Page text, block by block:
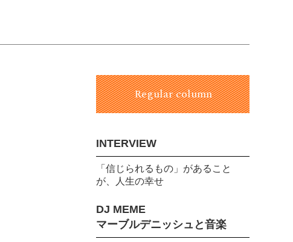
Regular column
INTERVIEW
「信じられるもの」があること
が、人生の幸せ
DJ MEME
マーブルデニッシュと音楽